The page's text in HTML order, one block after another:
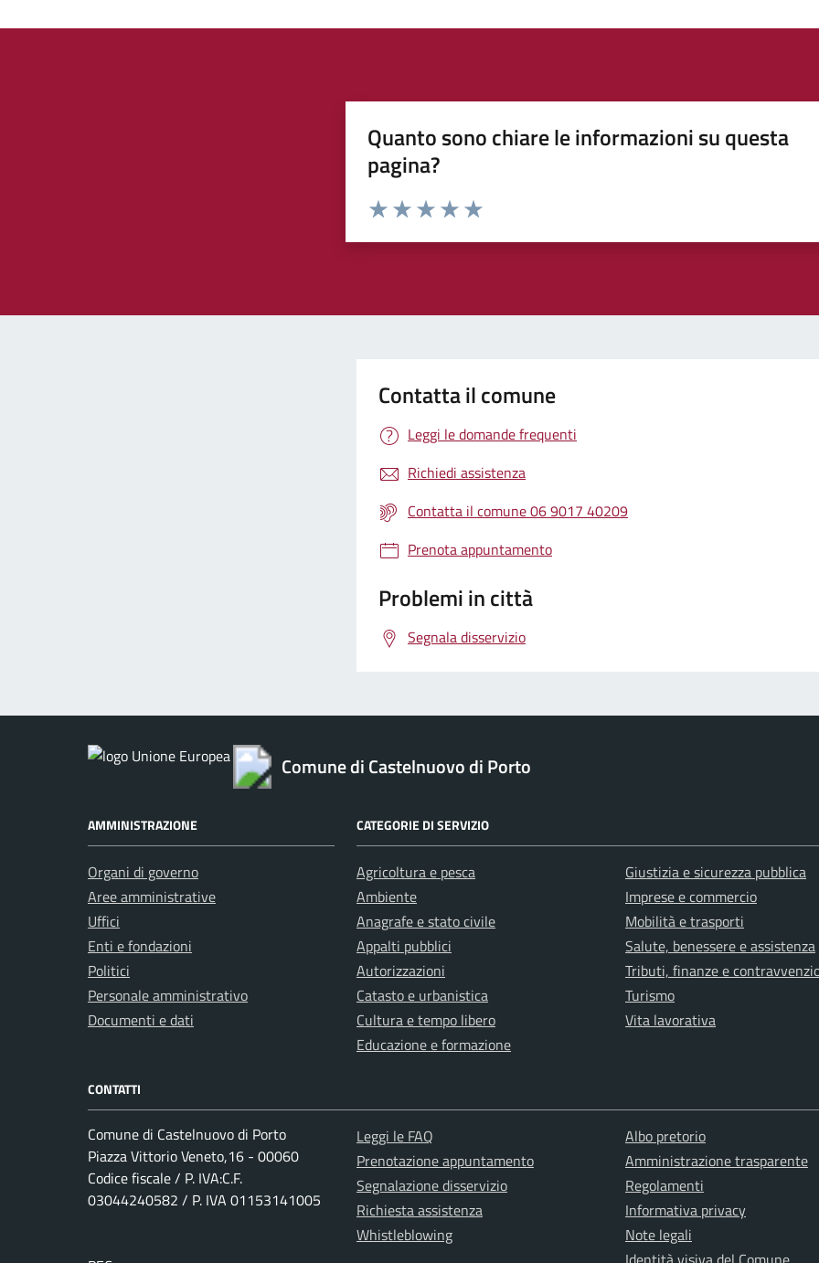
Quanto sono chiare le informazioni su questa
pagina?
Contatta il comune
Leggi le domande frequenti
Richiedi assistenza
Contatta il comune 06 9017 40209
Prenota appuntamento
Problemi in città
Segnala disservizio
Comune di Castelnuovo di Porto
AMMINISTRAZIONE
Organi di governo
Aree amministrative
Uffici
Enti e fondazioni
Politici
Personale amministrativo
Documenti e dati
CATEGORIE DI SERVIZIO
Agricoltura e pesca
Ambiente
Anagrafe e stato civile
Appalti pubblici
Autorizzazioni
Catasto e urbanistica
Cultura e tempo libero
Educazione e formazione
Giustizia e sicurezza pubblica
Imprese e commercio
Mobilità e trasporti
Salute, benessere e assistenza
Tributi, finanze e
Turismo
Vita lavorativa
CONTATTI
Comune di Castelnuovo di Porto
Piazza Vittorio Veneto,16 - 00060
Codice fiscale / P. IVA:C.F.
03044240582 / P. IVA 01153141005
Leggi le FAQ
Prenotazione appuntamento
Segnalazione disservizio
Richiesta assistenza
Whistleblowing
Albo pretorio
Amministrazione trasparente
Regolamenti
Informativa privacy
Note legali